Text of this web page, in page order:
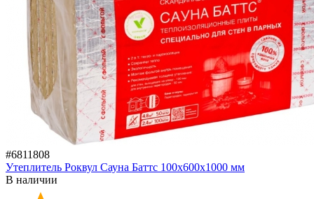
#6811808
Утеплитель Роквул Сауна Баттс 100х600х1000 мм
В наличии